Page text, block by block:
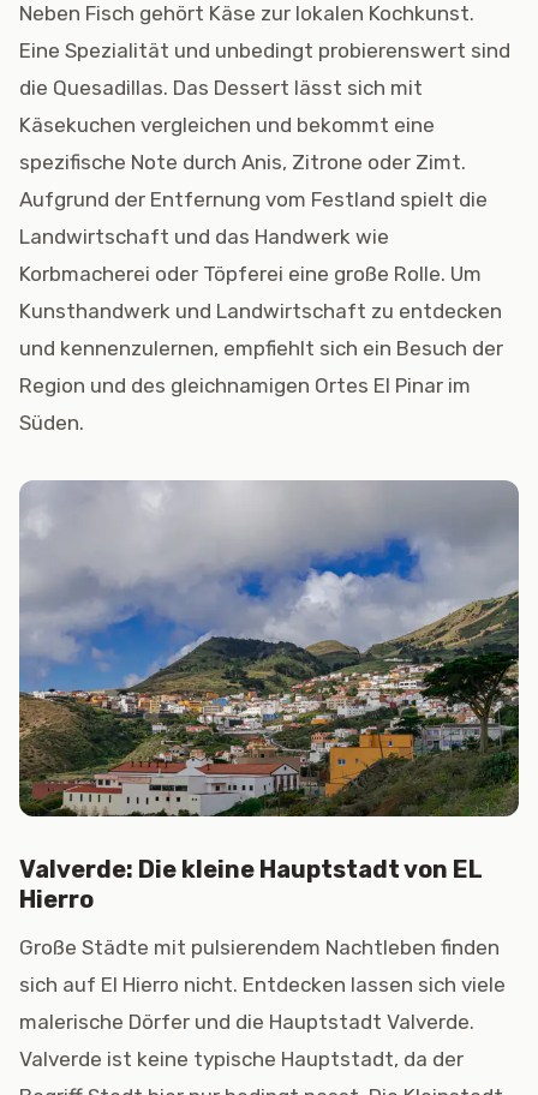
Neben Fisch gehört Käse zur lokalen Kochkunst.
Eine Spezialität und unbedingt probierenswert sind
die Quesadillas. Das Dessert lässt sich mit
Käsekuchen vergleichen und bekommt eine
spezifische Note durch Anis, Zitrone oder Zimt.
Aufgrund der Entfernung vom Festland spielt die
Landwirtschaft und das Handwerk wie
Korbmacherei oder Töpferei eine große Rolle. Um
Kunsthandwerk und Landwirtschaft zu entdecken
und kennenzulernen, empfiehlt sich ein Besuch der
Region und des gleichnamigen Ortes El Pinar im
Süden.
Valverde: Die kleine Hauptstadt von EL
Hierro
Große Städte mit pulsierendem Nachtleben finden
sich auf El Hierro nicht. Entdecken lassen sich viele
malerische Dörfer und die Hauptstadt Valverde.
Valverde ist keine typische Hauptstadt, da der